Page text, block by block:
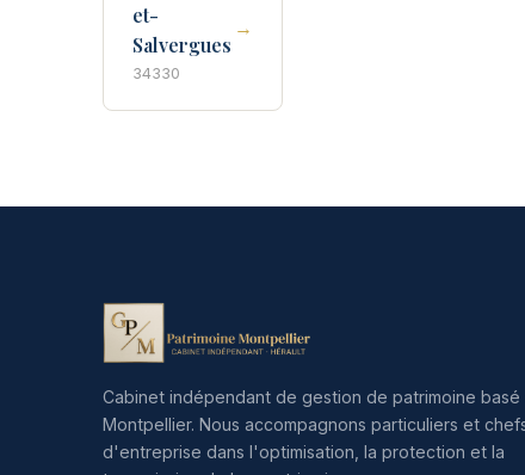
et-
Salvergues
34330
→
Cabinet indépendant de gestion de patrimoine basé
Montpellier. Nous accompagnons particuliers et
d'entreprise dans l'optimisation, la protection et la